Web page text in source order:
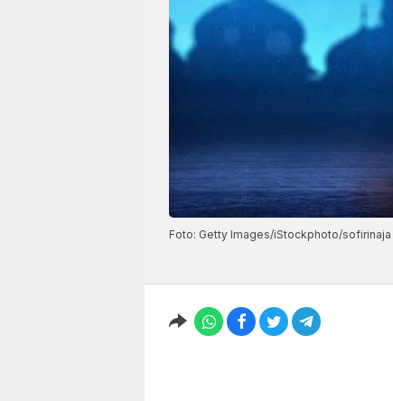
Foto: Getty Images/iStockphoto/sofirinaja